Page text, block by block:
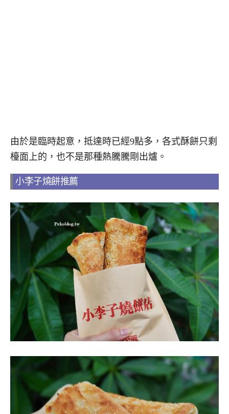
由於是臨時起意，抵達時已經9點多，各式酥餅只剩
檯面上的，也不是那種熱騰騰剛出爐。
小李子燒餅推薦